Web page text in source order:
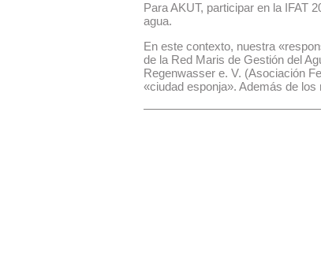
Para AKUT, participar en la IFAT
agua.
En este contexto, nuestra
de la Red Maris de Gestión del
Regenwasser e. V. (Asociación
«ciudad esponja». Además de